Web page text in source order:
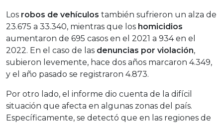
Los robos de vehículos también sufrieron un alza de
23.675 a 33.340, mientras que los homicidios
aumentaron de 695 casos en el 2021 a 934 en el
2022. En el caso de las denuncias por violación,
subieron levemente, hace dos años marcaron 4.349,
y el año pasado se registraron 4.873.
Por otro lado, el informe dio cuenta de la difícil
situación que afecta en algunas zonas del país.
Específicamente, se detectó que en las regiones de